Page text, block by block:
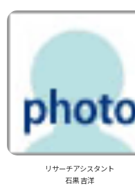
リサーチアシスタント
石黒 吉洋